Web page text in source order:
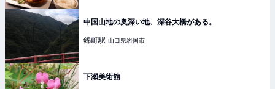
中国山地の奥深い地、深谷大橋がある。
錦町駅 山口県岩国市
下瀬美術館